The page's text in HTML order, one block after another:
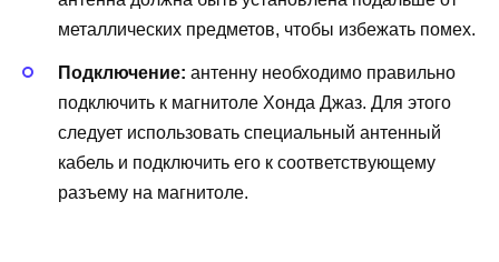
металлических предметов, чтобы избежать помех.
Подключение: антенну необходимо правильно
подключить к магнитоле Хонда Джаз. Для этого
следует использовать специальный антенный
кабель и подключить его к соответствующему
разъему на магнитоле.